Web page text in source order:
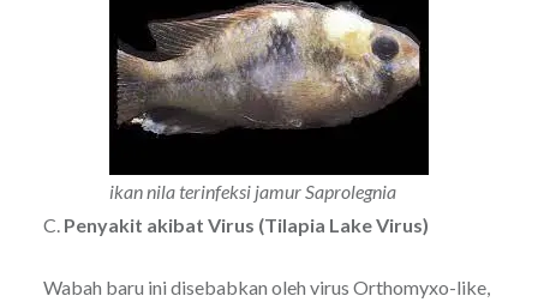
ikan nila terinfeksi jamur Saprolegnia
C. Penyakit akibat Virus (Tilapia Lake Virus)
Wabah baru ini disebabkan oleh virus Orthomyxo-like,